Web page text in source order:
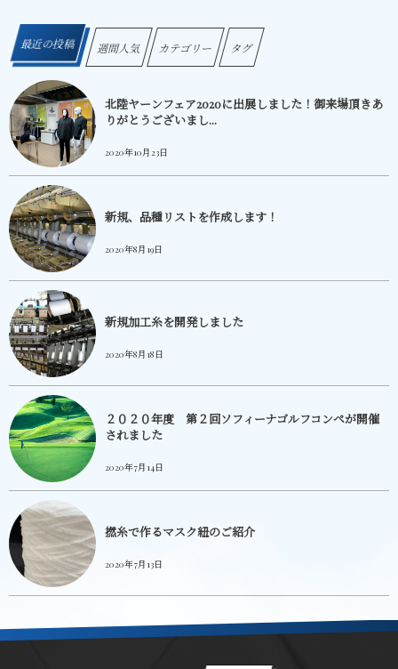
最近の投稿 週間人気 カテゴリー タグ
北陸ヤーンフェア2020に出展しました！御来場頂きあ
りがとうございまし...
2020年10月23日
新規、品種リストを作成します！
2020年8月19日
新規加工糸を開発しました
2020年8月18日
２０２０年度 第２回ソフィーナゴルフコンペが開催
されました
2020年7月14日
撚糸で作るマスク紐のご紹介
2020年7月13日